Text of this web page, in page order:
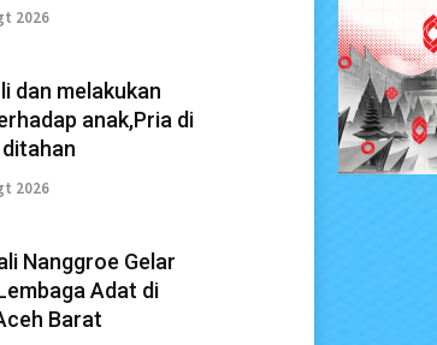
2026
dan melakukan
anak,Pria di
ditahan
2026
Nanggroe Gelar
Adat di
Barat